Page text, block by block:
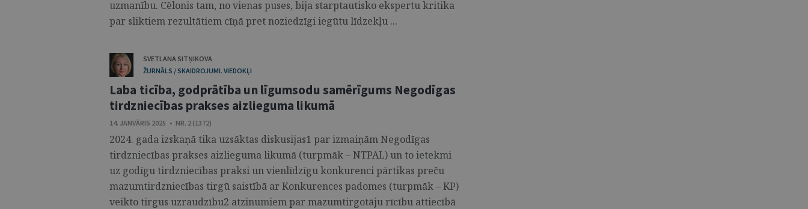
uzmanību. Cēlonis tam, no vienas puses, bija starptautisko ekspertu kritika
par sliktiem rezultātiem cīņā pret noziedzīgi iegūtu līdzekļu ...
SVETLANA SITŅIKOVA
ŽURNĀLS / SKAIDROJUMI. VIEDOKĻI
Laba ticība, godprātība un līgumsodu samērīgums Negodīgas
tirdzniecības prakses aizlieguma likumā
14. JANVĀRIS 2025 • NR. 2 (1372)
2024. gada izskaņā tika uzsāktas diskusijas1 par izmaiņām Negodīgas
tirdzniecības prakses aizlieguma likumā (turpmāk – NTPAL) un to ietekmi
uz godīgu tirdzniecības praksi un vienlīdzīgu konkurenci pārtikas preču
mazumtirdzniecības tirgū saistībā ar Konkurences padomes (turpmāk – KP)
veikto tirgus uzraudzību2 atzinumiem par mazumtirgotāju rīcību attiecībā